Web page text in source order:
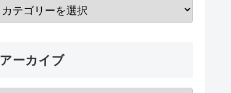
アーカイブ